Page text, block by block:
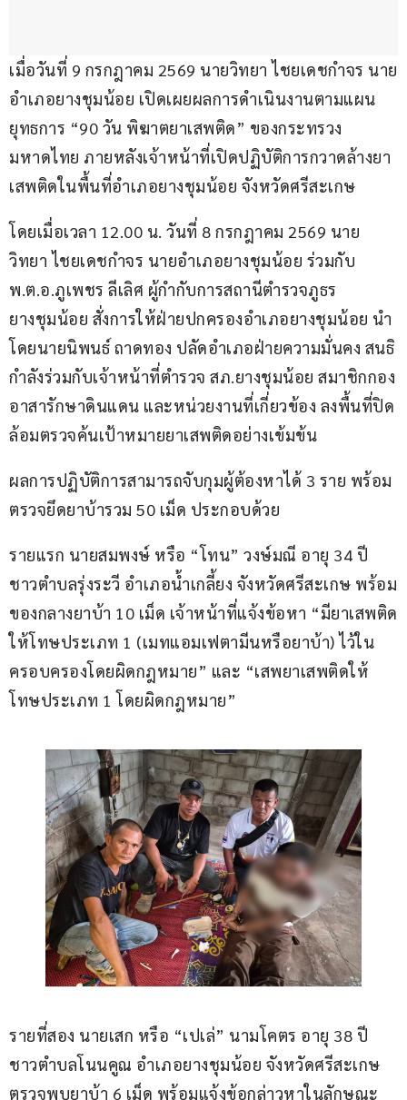
เมื่อวันที่ 9 กรกฎาคม 2569 นายวิทยา ไชยเดชกำจร นาย
อำเภอยางชุมน้อย เปิดเผยผลการดำเนินงานตามแผน
ยุทธการ “90 วัน พิฆาตยาเสพติด” ของกระทรวง
มหาดไทย ภายหลังเจ้าหน้าที่เปิดปฏิบัติการกวาดล้างยา
เสพติดในพื้นที่อำเภอยางชุมน้อย จังหวัดศรีสะเกษ
โดยเมื่อเวลา 12.00 น. วันที่ 8 กรกฎาคม 2569 นาย
วิทยา ไชยเดชกำจร นายอำเภอยางชุมน้อย ร่วมกับ
พ.ต.อ.ภูเพชร ลีเลิศ ผู้กำกับการสถานีตำรวจภูธร
ยางชุมน้อย สั่งการให้ฝ่ายปกครองอำเภอยางชุมน้อย นำ
โดยนายนิพนธ์ ถาดทอง ปลัดอำเภอฝ่ายความมั่นคง สนธิ
กำลังร่วมกับเจ้าหน้าที่ตำรวจ สภ.ยางชุมน้อย สมาชิกกอง
อาสารักษาดินแดน และหน่วยงานที่เกี่ยวข้อง ลงพื้นที่ปิด
ล้อมตรวจค้นเป้าหมายยาเสพติดอย่างเข้มข้น
ผลการปฏิบัติการสามารถจับกุมผู้ต้องหาได้ 3 ราย พร้อม
ตรวจยึดยาบ้ารวม 50 เม็ด ประกอบด้วย
รายแรก นายสมพงษ์ หรือ “โทน” วงษ์มณี อายุ 34 ปี
ชาวตำบลรุ่งระวี อำเภอน้ำเกลี้ยง จังหวัดศรีสะเกษ พร้อม
ของกลางยาบ้า 10 เม็ด เจ้าหน้าที่แจ้งข้อหา “มียาเสพติด
ให้โทษประเภท 1 (เมทแอมเฟตามีนหรือยาบ้า) ไว้ใน
ครอบครองโดยผิดกฎหมาย” และ “เสพยาเสพติดให้
โทษประเภท 1 โดยผิดกฎหมาย”
รายที่สอง นายเสก หรือ “เปเล่” นามโคตร อายุ 38 ปี
ชาวตำบลโนนคูณ อำเภอยางชุมน้อย จังหวัดศรีสะเกษ
ตรวจพบยาบ้า 6 เม็ด พร้อมแจ้งข้อกล่าวหาในลักษณะ